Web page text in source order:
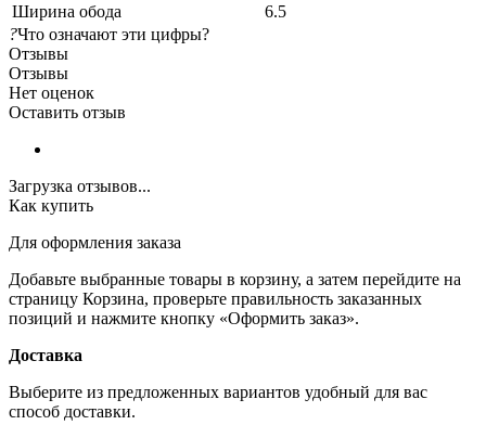
Ширина обода
6.5
?Что означают эти цифры?
Отзывы
Отзывы
Нет оценок
Оставить отзыв
Загрузка отзывов...
Как купить
Для оформления заказа
Добавьте выбранные товары в корзину, а затем перейдите на
страницу Корзина, проверьте правильность заказанных
позиций и нажмите кнопку «Оформить заказ».
Доставка
Выберите из предложенных вариантов удобный для вас
способ доставки.